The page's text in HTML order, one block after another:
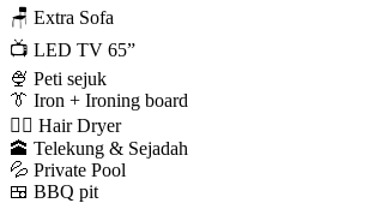
🪑 Extra Sofa
📺 LED TV 65”
🍨 Peti sejuk
👔 Iron + Ironing board
🙆‍♀ Hair Dryer
🕋 Telekung & Sejadah
💦 Private Pool
🍱 BBQ pit